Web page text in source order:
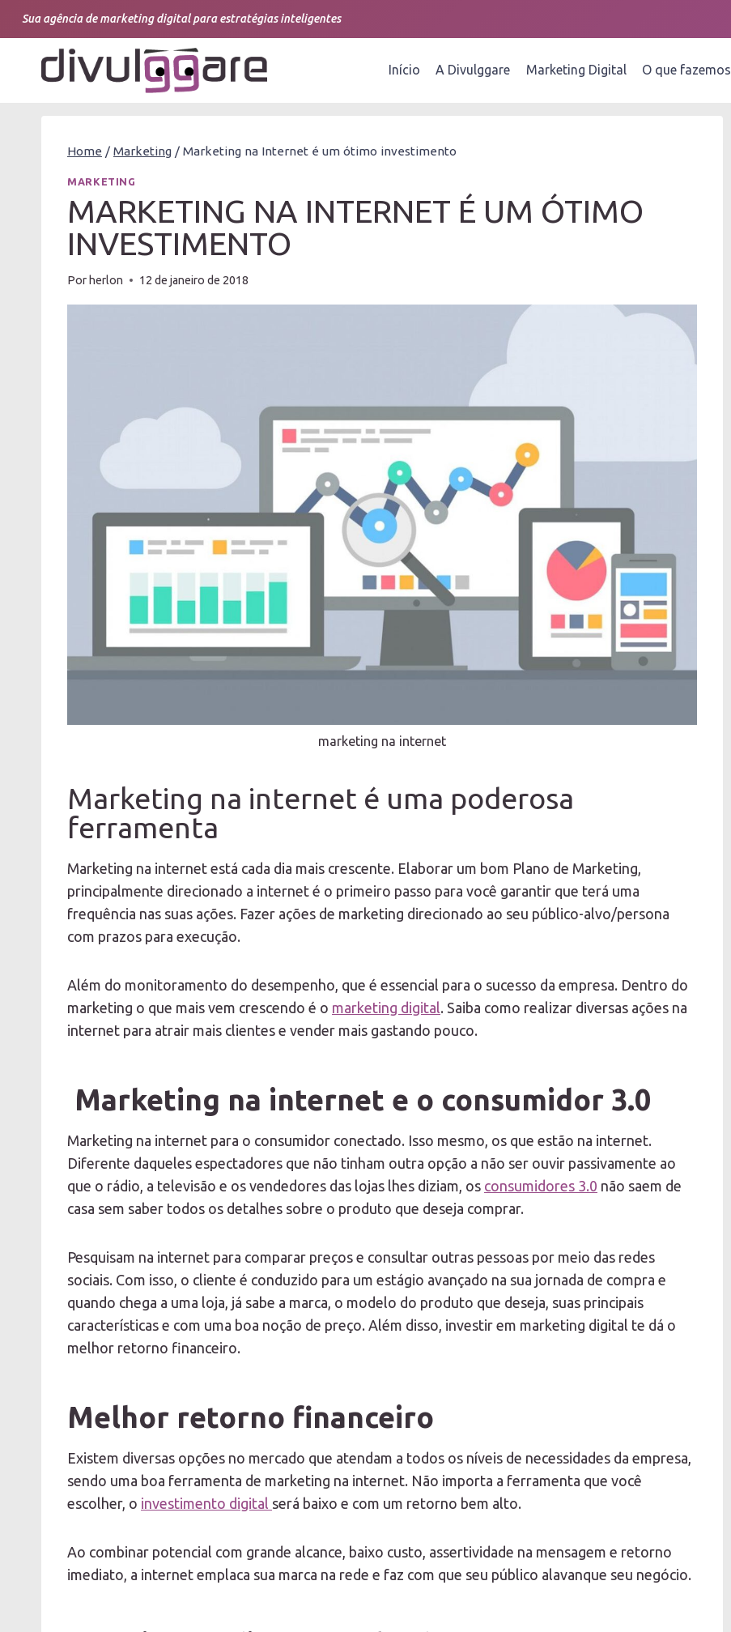
Pular
Conteúdo
Sua agência de marketing digital para estratégias inteligentes
Início A Divulggare Marketing Digital O que fazemos
Home / Marketing / Marketing na Internet é um ótimo investimento
MARKETING
MARKETING NA INTERNET É UM ÓTIMO
INVESTIMENTO
Por herlon 12 de janeiro de 2018
marketing na internet
Marketing na internet é uma poderosa
ferramenta
Marketing na internet está cada dia mais crescente. Elaborar um bom Plano de Marketing,
principalmente direcionado a internet é o primeiro passo para você garantir que terá uma
frequência nas suas ações. Fazer ações de marketing direcionado ao seu público-alvo/persona
com prazos para execução.
Além do monitoramento do desempenho, que é essencial para o sucesso da empresa. Dentro do
marketing o que mais vem crescendo é o marketing digital. Saiba como realizar diversas ações na
internet para atrair mais clientes e vender mais gastando pouco.
Marketing na internet e o consumidor 3.0
Marketing na internet para o consumidor conectado. Isso mesmo, os que estão na internet.
Diferente daqueles espectadores que não tinham outra opção a não ser ouvir passivamente ao
que o rádio, a televisão e os vendedores das lojas lhes diziam, os consumidores 3.0 não saem de
casa sem saber todos os detalhes sobre o produto que deseja comprar.
Pesquisam na internet para comparar preços e consultar outras pessoas por meio das redes
sociais. Com isso, o cliente é conduzido para um estágio avançado na sua jornada de compra e
quando chega a uma loja, já sabe a marca, o modelo do produto que deseja, suas principais
características e com uma boa noção de preço. Além disso, investir em marketing digital te dá o
melhor retorno financeiro.
Melhor retorno financeiro
Existem diversas opções no mercado que atendam a todos os níveis de necessidades da empresa,
sendo uma boa ferramenta de marketing na internet. Não importa a ferramenta que você
escolher, o investimento digital será baixo e com um retorno bem alto.
Ao combinar potencial com grande alcance, baixo custo, assertividade na mensagem e retorno
imediato, a internet emplaca sua marca na rede e faz com que seu público alavanque seu negócio.